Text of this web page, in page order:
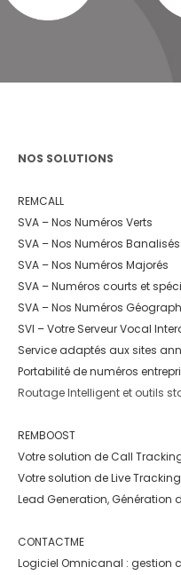
NOS SOLUTIONS
REMCALL
SVA – Nos Numéros Verts
SVA – Nos Numéros Banalisés
SVA – Nos Numéros Majorés
SVA – Numéros courts et
SVA – Nos Numéros
SVI – Votre Serveur Vocal
Service adaptés aux sites
Portabilité de numéros
Routage Intelligent et outils
REMBOOST
Votre solution de Call
Votre solution de Live Tracking
Lead Generation, Génération
CONTACTME
Logiciel Omnicanal : gestion